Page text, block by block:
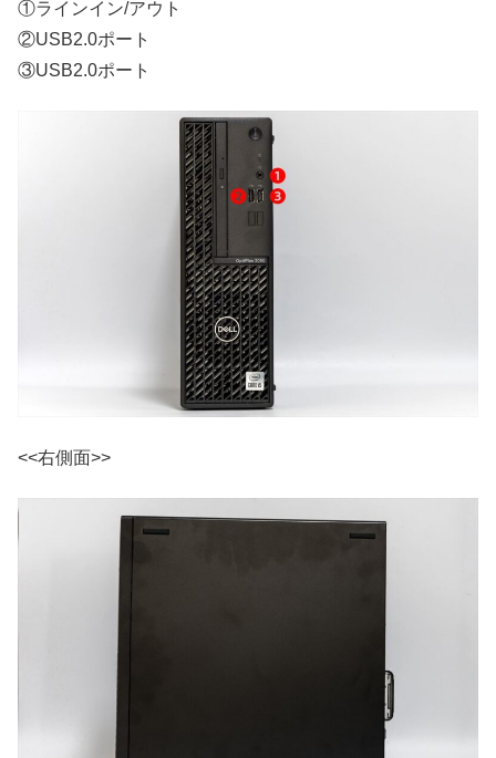
①ラインイン/アウト
②USB2.0ポート
③USB2.0ポート
<<右側面>>